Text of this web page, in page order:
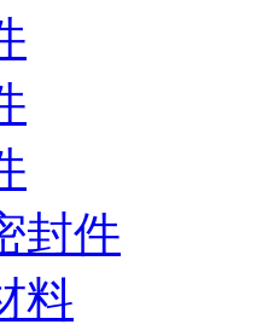
封件
料